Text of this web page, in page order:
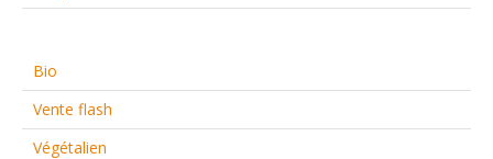
Bio
Vente flash
Végétalien